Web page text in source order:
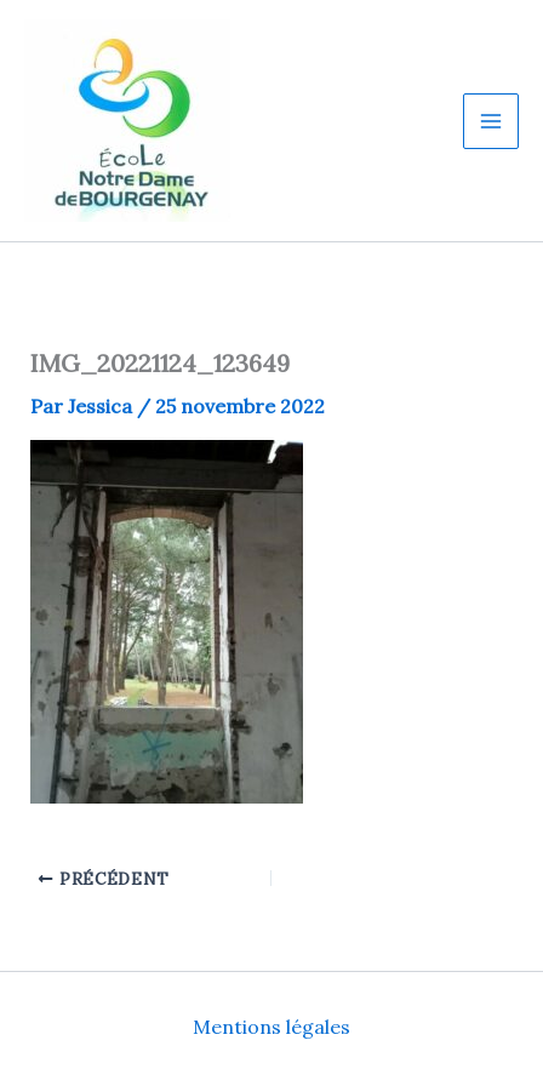
IMG_20221124_123649
Par Jessica / 25 novembre 2022
PRÉCÉDENT
Mentions légales